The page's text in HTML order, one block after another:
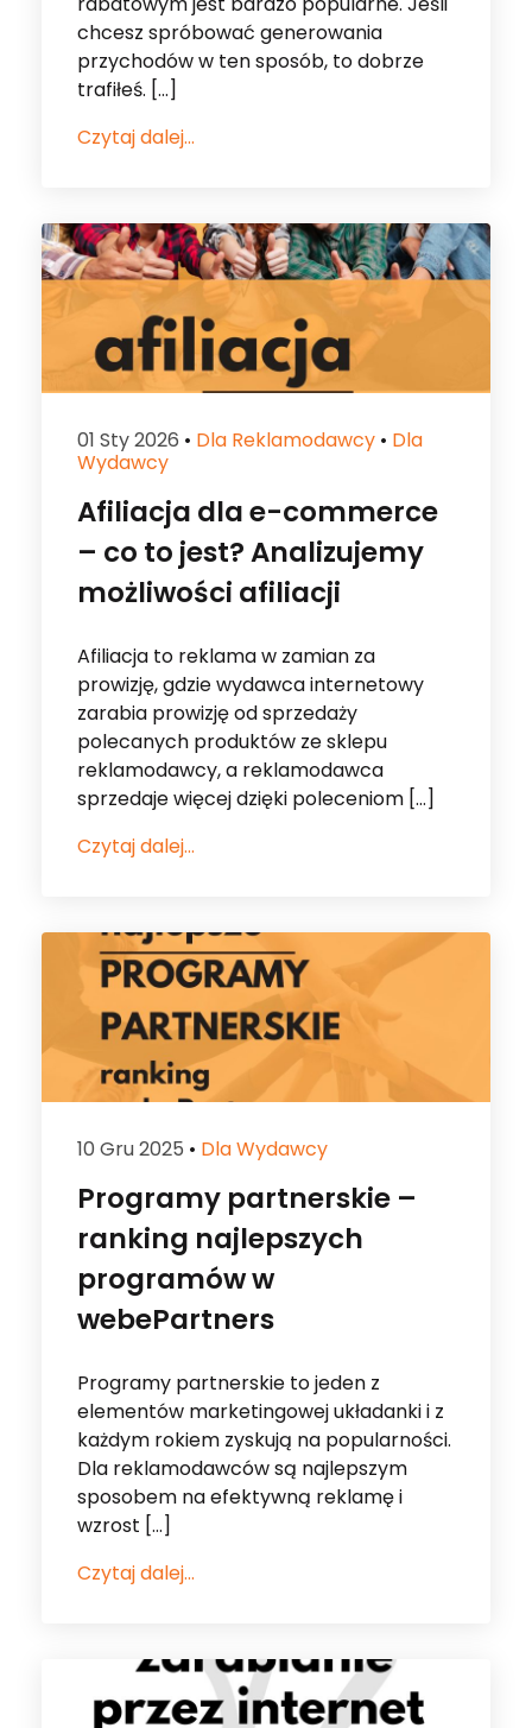
Czytaj dalej...
01 Sty 2026 Dla Reklamodawcy •
Wydawcy
Afiliacja dla e-commerce
– co to jest? Analizujemy
możliwości afiliacji
Afiliacja to reklama w zamian za
prowizję, gdzie wydawca internetowy
zarabia prowizję od sprzedaży
reklamodawcy, a reklamodawca
sprzedaje więcej dzięki poleceniom […]
Czytaj dalej...
10 Gru 2025 •Dla Wydawcy
Programy partnerskie –
programów w
webePartners
Programy partnerskie to jeden z
elementów marketingowej układanki i z
każdym rokiem zyskują na popularności.
sposobem na efektywną reklamę i
wzrost […]
Czytaj dalej...